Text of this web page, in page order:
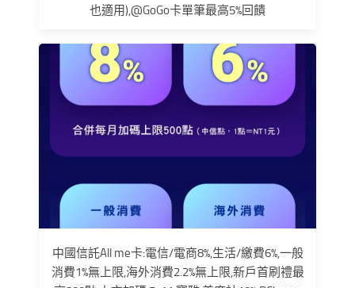
也適用),@GoGo卡單筆最高5%回饋
中國信託All me卡:電信/電商8%,生活/繳費6%,一般
消費1%無上限,海外消費2.2%無上限,新戶首刷禮最